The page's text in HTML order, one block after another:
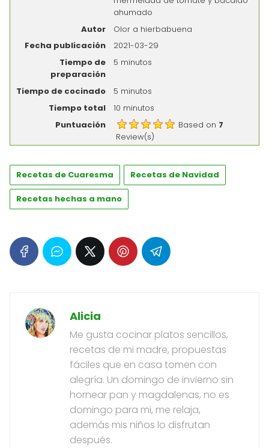
ahumado
Autor
Olor a hierbabuena
Fecha publicación
2021-03-29
Tiempo de
preparación
5 minutos
Tiempo de cocinado
5 minutos
Tiempo total
10 minutos
Puntuación
Based on 7
Review(s)
Recetas de Cuaresma Recetas de Navidad
Recetas hechas a mano
Alicia
Me gusta cocinar platos sencillos,
recetas de mi madre, propuestas
fáciles que en casa tomen con
alegría. Un domingo de invierno sin
hornear pan y magdalenas, no es
domingo para mi, me relaja,
además mis niños lo disfrutan
después.